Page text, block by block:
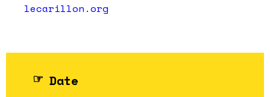
lecarillon.org
Date